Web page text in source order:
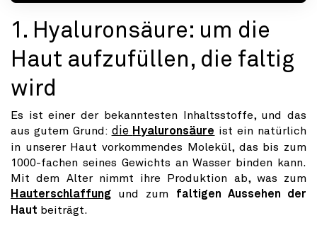
1. Hyaluronsäure: um die
Haut aufzufüllen, die faltig
wird
Es ist einer der bekanntesten Inhaltsstoffe, und das
aus gutem Grund: die Hyaluronsäure ist ein natürlich
in unserer Haut vorkommendes Molekül, das bis zum
1000-fachen seines Gewichts an Wasser binden kann.
Mit dem Alter nimmt ihre Produktion ab, was zum
Hauterschlaffung und zum faltigen Aussehen der
Haut beiträgt.